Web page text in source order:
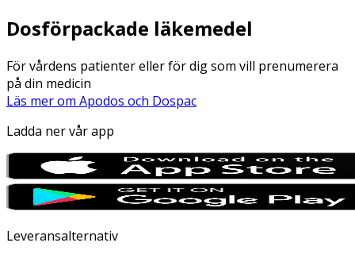
Dosförpackade läkemedel
För vårdens patienter eller för dig som vill prenumerera
på din medicin
Läs mer om Apodos och Dospac
Ladda ner vår app
Leveransalternativ